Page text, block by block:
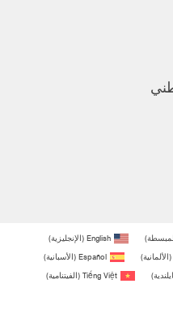
)
English
(الإنجليزية)
(الألمانية)
Español
(الأسبانية)
)
Tiếng Việt
(الفيتنامية)